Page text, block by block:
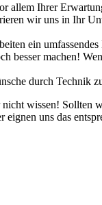
allem Ihrer
wir uns in Ihr
ein
besser machen!
durch Technik
wissen!
uns das